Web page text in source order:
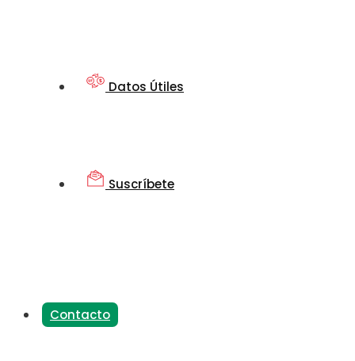
Datos Útiles
Suscríbete
Contacto